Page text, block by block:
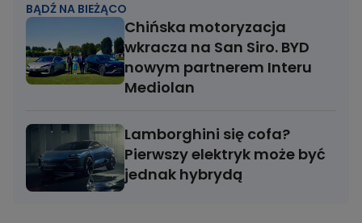
BĄDŹ NA BIEŻĄCO
Chińska motoryzacja
wkracza na San Siro. BYD
nowym partnerem Interu
Mediolan
Lamborghini się cofa?
Pierwszy elektryk może być
jednak hybrydą